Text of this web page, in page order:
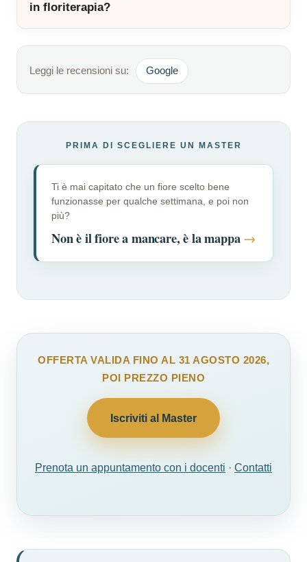
in floriterapia?
Leggi le recensioni su: Google
PRIMA DI SCEGLIERE UN MASTER
Ti è mai capitato che un fiore scelto bene
funzionasse per qualche settimana, e poi non
più?
Non è il fiore a mancare, è la mappa→
OFFERTA VALIDA FINO AL 31 AGOSTO 2026,
POI PREZZO PIENO
Iscriviti al Master
Prenota un appuntamento con i docenti · Contatti